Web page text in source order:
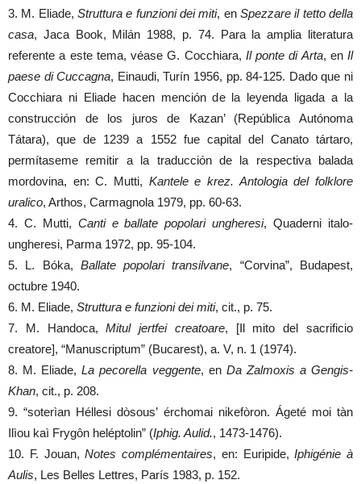
3. M. Eliade, Struttura e funzioni dei miti, enSpezzare il tetto della
casa, Jaca Book, Milán 1988, p. 74. Para la amplia literatura
referente a este tema, véase G. Cocchiara, Il ponte di Arta, en Il
paese di Cuccagna, Einaudi, Turín 1956, pp. 84-125. Dado que ni
Cocchiara ni Eliade hacen mención de la leyenda ligada a la
construcción de los juros de Kazan’ (República Autónoma
Tátara), que de 1239 a 1552 fue capital del Canato tártaro,
permítaseme remitir a la traducción de la respectiva balada
mordovina, en: C. Mutti, Kantele e krez. Antologia del folklore
uralico, Arthos, Carmagnola 1979, pp. 60-63.
4. C. Mutti, Canti e ballate popolari ungheresi, Quaderni italo-
ungheresi, Parma 1972, pp. 95-104.
5. L. Bóka, Ballate popolari transilvane, “Corvina”, Budapest,
octubre 1940.
6. M. Eliade, Struttura e funzioni dei miti, cit., p. 75.
7. M. Handoca,Mitul jertfei creatoare, [Il mito del sacrificio
creatore], “Manuscriptum” (Bucarest), a. V, n. 1 (1974).
8. M. Eliade,La pecorella veggente, en Da Zalmoxis a Gengis-
Khan, cit., p. 208.
9. “soterìan Héllesi dòsous’ érchomai nikefòron. Ágeté moi tàn
Ilìou kaì Frygôn heléptolin” (Iphig. Aulid., 1473-1476).
10. F. Jouan,Notes complémentaires, en: Euripide,Iphigénie à
Aulis, Les Belles Lettres, París 1983, p. 152.